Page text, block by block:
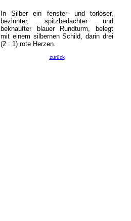
In Silber ein fenster- und torloser,
bezinnter, spitzbedachter und
beknaufter blauer Rundturm, belegt
mit einem silbernen Schild, darin drei
(2 : 1) rote Herzen.
zurück